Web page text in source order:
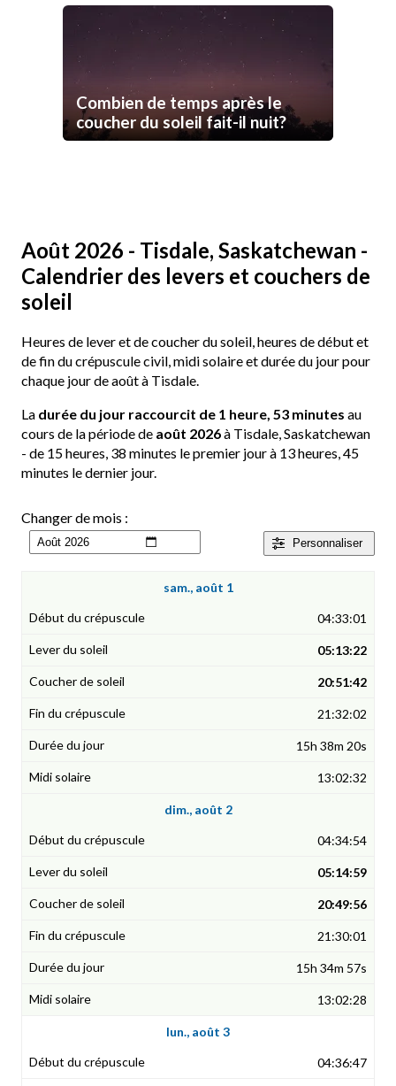
Combien de temps après le
coucher du soleil fait-il nuit?
Août 2026 - Tisdale, Saskatchewan -
Calendrier des levers et couchers de
soleil
Heures de lever et de coucher du soleil, heures de début et
de fin du crépuscule civil, midi solaire et durée du jour pour
chaque jour de août à Tisdale.
La durée du jour raccourcit de 1 heure, 53 minutes au
cours de la période de août 2026à Tisdale, Saskatchewan
- de 15 heures, 38 minutes le premier jour à 13 heures, 45
minutes le dernier jour.
Personnaliser
Changer de mois :
sam., août 1
04:33:01
05:13:22
20:51:42
21:32:02
15h 38m 20s
13:02:32
dim., août 2
04:34:54
05:14:59
20:49:56
21:30:01
15h 34m 57s
13:02:28
lun., août 3
04:36:47